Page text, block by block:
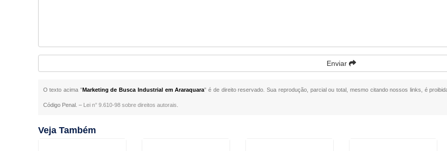
Enviar
O texto acima "Marketing de Busca Industrial em Araraquara" é de direito reservado. Sua reprodução, parcial ou total, mesmo citando nossos links, é
Código Penal. – Lei n° 9.610-98 sobre direitos autorais
Veja Também